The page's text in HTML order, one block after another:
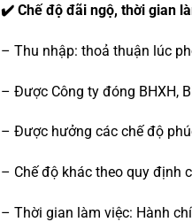
✔️ Chế độ đãi ngộ, thời gian
– Thu nhập: thoả thuận lúc
– Được Công ty đóng BHXH,
– Được hưởng các chế độ
– Chế độ khác theo quy định
– Thời gian làm việc: Hành